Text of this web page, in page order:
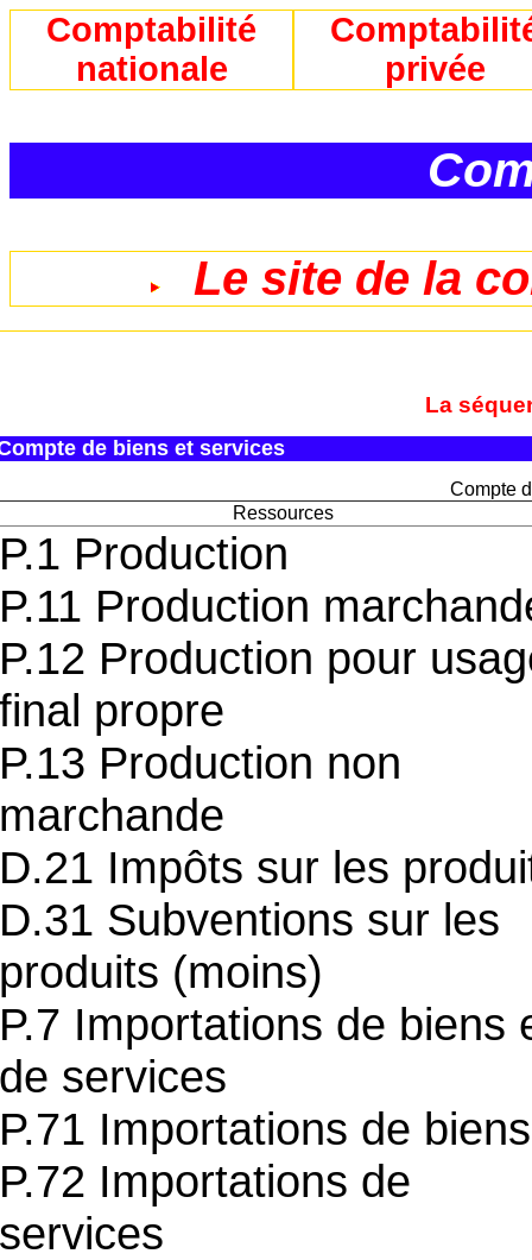
Comptabilité
nationale
privée
Le site de la
La
de biens et services
Compte
Ressources
P.1 Production
P.11 Production
P.12 Production pour
final propre
P.13 Production non
marchande
D.21 Impôts sur les
D.31 Subventions sur les
produits (moins)
P.7 Importations de biens
de services
P.71 Importations de biens
P.72 Importations de
services